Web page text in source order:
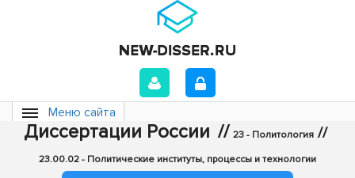
Меню сайта
Диссертации России // 23 - Политология //
23.00.02 - Политические институты, процессы и технологии